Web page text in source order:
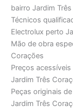
bairro Jardim
Técnicos
Electrolux perto
Mão de obra
Corações
Preços
Jardim Três
Peças originais
Jardim Três